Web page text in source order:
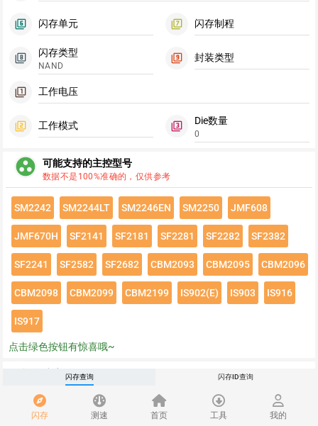
闪存 测速 首页 工具 我的
filter_6 闪存单元 filter_7 闪存制程
filter_8
闪存类型
NAND
filter_9 封装类型
filter_1 工作电压
filter_2 工作模式 filter_3
Die数量
0
group_work 可能支持的主控型号
数据不是100%准确的，仅供参考
SM2242 SM2244LT SM2246EN SM2250 JMF608
JMF670H SF2141 SF2181 SF2281 SF2282 SF2382
SF2241 SF2582 SF2682 CBM2093 CBM2095 CBM2096
CBM2098 CBM2099 CBM2199 IS902(E) IS903 IS916
IS917
点击绿色按钮有惊喜哦~
请登录查看该闪存速度详情
闪存查询 闪存ID查询